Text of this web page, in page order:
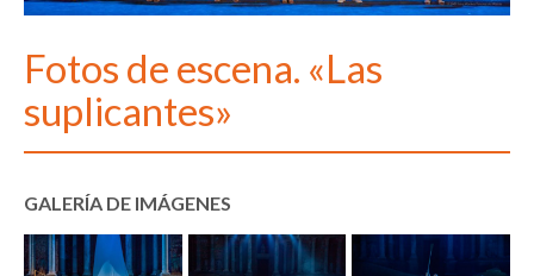
Fotos de escena. «Las
suplicantes»
GALERÍA DE IMÁGENES